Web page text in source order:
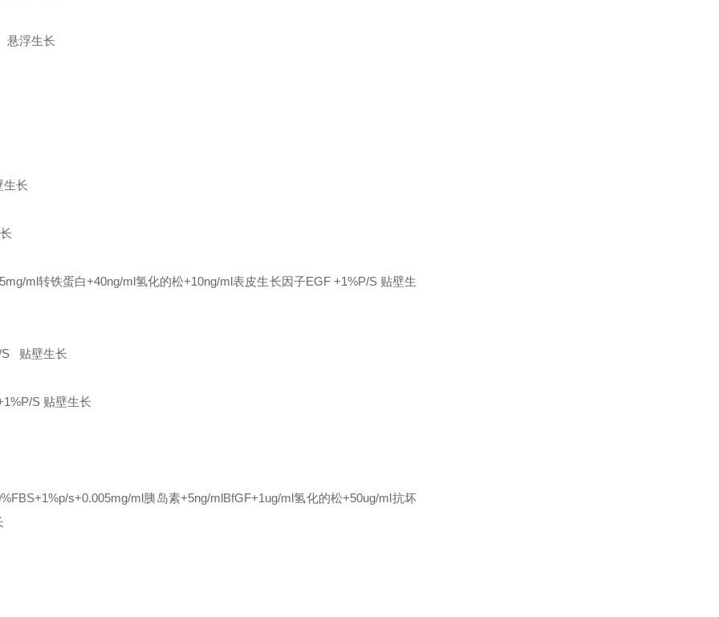
悬浮生长
生长
ml转铁蛋白+40ng/ml氢化的松+10ng/ml表皮生长因子EGF +1%P/S 贴壁生
贴壁生长
S 贴壁生长
s+0.005mg/ml胰岛素+5ng/mlBfGF+1ug/ml氢化的松+50ug/ml抗坏